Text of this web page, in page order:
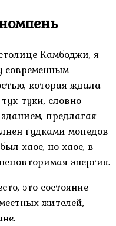
Камбоджи, я
современным
которая ждала
туки, словно
предлагая
гудками мопедов
хаос, но хаос, в
энергия.
это состояние
жителей,